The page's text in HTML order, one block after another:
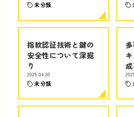
未分類
指紋認証技術と鍵の
安全性について深掘
り
2025.04.30
未分類